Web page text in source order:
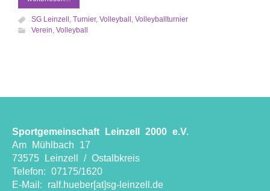
SG Leinzell , Turnier, Volleyball , Volleyballturnier
Verein, Volleyball
Sportgemeinschaft Leinzell 2000 e.V.
Am Mühlbach 17
73575 Leinzell / Ostalbkreis
Telefon: 07175/1620
E-Mail: ralf.hueber[at]sg-leinzell.de